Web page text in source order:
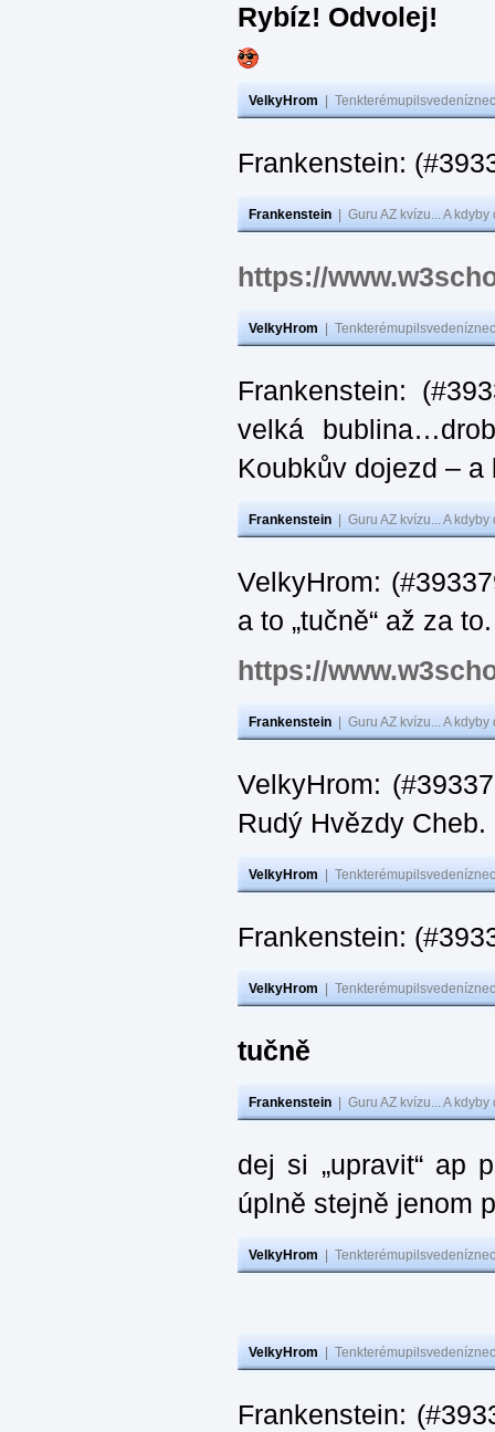
Rybíz! Odvolej!
VelkyHrom
Frankenstein:
Frankenstein Guru AZ kvízu... A
https://
VelkyHrom
Frankenstein:
velká
Koubkův dojezd –
Frankenstein Guru AZ kvízu... A
VelkyHrom:
a to „tučně“ až za
https://
Frankenstein Guru AZ kvízu... A
VelkyHrom:
Rudý Hvězdy Cheb.
VelkyHrom
Frankenstein:
VelkyHrom
tučně
Frankenstein Guru AZ kvízu... A
dej si „upravit“ ap
úplně stejně jenom
VelkyHrom
VelkyHrom
Frankenstein: